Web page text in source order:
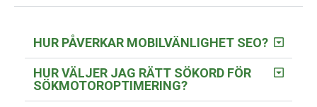
HUR PÅVERKAR MOBILVÄNLIGHET SEO?
HUR VÄLJER JAG RÄTT SÖKORD FÖR
SÖKMOTOROPTIMERING?